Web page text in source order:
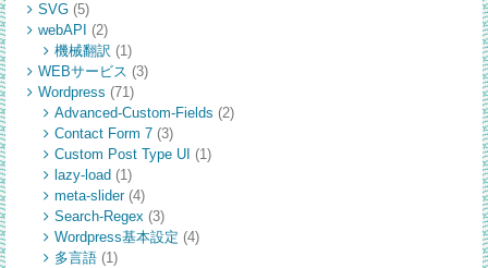
SVG(5)
webAPI
(2)
機械翻訳 (1)
WEBサービス (3)
Wordpress (71)
Advanced-Custom-Fields (2)
Contact Form 7(3)
Custom Post Type UI (1)
lazy-load (1)
meta-slider(4)
Search-Regex (3)
Wordpress基本設定 (4)
多言語(1)